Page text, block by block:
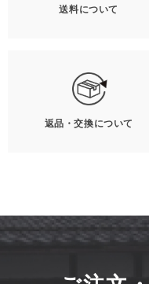
送料について
返品・交換について